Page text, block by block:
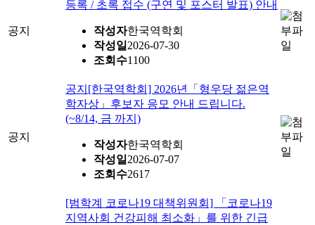
공지
등록 / 초록 접수 (구연 및 포스터 발표) 안내
작성자한국역학회
작성일 2026-07-30
조회수1100
공지
공지 [한국역학회] 2026년「형우당 젊은역
학자상」후보자 응모 안내 드립니다.
(~8/14, 금 까지)
작성자한국역학회
작성일 2026-07-07
조회수2617
[범학계 코로나19 대책위원회] 「코로나19
지역사회 건강피해 최소화」를 위한 긴급